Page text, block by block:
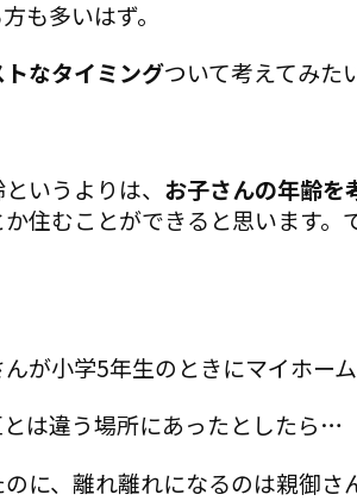
も多いはず。
なタイミングついて考えてみた
いうよりは、 お子さんの年齢を
住むことができると思います
が小学5年生のときにマイホー
は違う場所にあったとしたら…
に、離れ離れになるのは親御さ